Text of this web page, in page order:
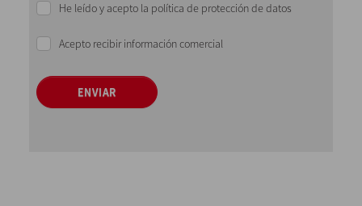
He leído y acepto la política de protección de datos
Acepto recibir información comercial
ENVIAR